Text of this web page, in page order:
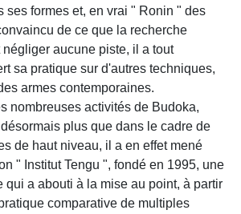
ses formes et, en vrai " Ronin " des
de ce que la recherche
aucune piste, il a tout
sa pratique sur d'autres techniques,
armes contemporaines.
nombreuses activités de Budoka,
plus que dans le cadre de
de haut niveau, il a en effet mené
" Institut Tengu ", fondé en 1995, une
qui a abouti à la mise au point, à partir
comparative de multiples